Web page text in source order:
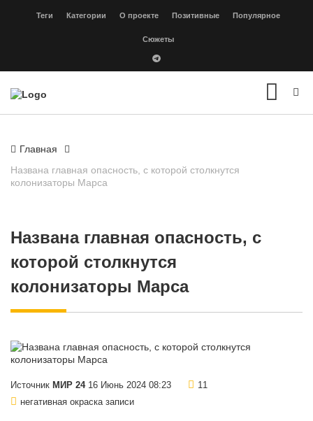
Теги Категории О проекте Позитивные Популярное
Сюжеты
Главная
Названа главная опасность, с которой столкнутся
колонизаторы Марса
Названа главная опасность, с
которой столкнутся
колонизаторы Марса
Источник МИР 2416 Июнь 2024 08:23
11
негативная окраска записи